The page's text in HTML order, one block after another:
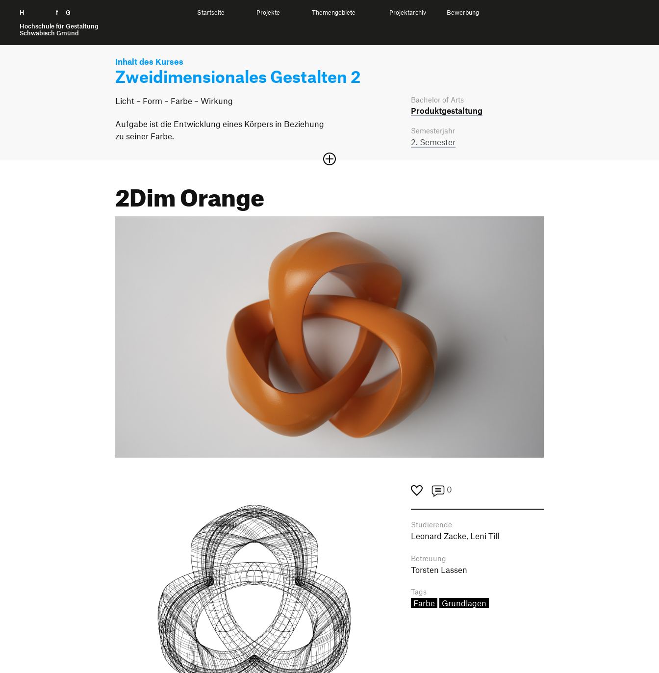
H f
G
Hochschule für Gestaltung
Schwäbisch Gmünd
Zum Seiteninhalt springen Startseite Projekte Themengebiete Projektarchiv Bewerbung
Inhalt des Kurses
Zweidimensionales Gestalten 2
Licht – Form – Farbe – Wirkung
Aufgabe ist die Entwicklung eines Körpers in Beziehung
zu seiner Farbe.
Bachelor of Arts
Produkt­gestaltung
Semesterjahr
2. Semester
2Dim Orange
0
Studierende
Leonard Zacke, Leni Till
Betreuung
Torsten Lassen
Tags
Farbe Grundlagen